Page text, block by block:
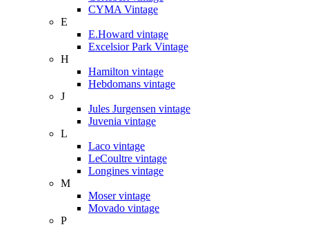
CYMA Vintage
E
E.Howard vintage
Excelsior Park Vintage
H
Hamilton vintage
Hebdomans vintage
J
Jules Jurgensen vintage
Juvenia vintage
L
Laco vintage
LeCoultre vintage
Longines vintage
M
Moser vintage
Movado vintage
P